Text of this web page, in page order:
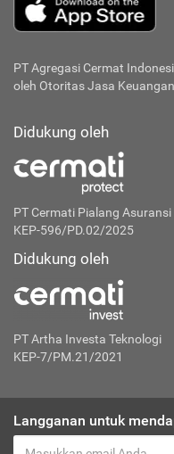
PT Agregasi Cermat
oleh Otoritas Jasa
Didukung oleh
PT Cermati Pialang Asuransi
KEP-596/PD.02/2025
Didukung oleh
PT Artha Investa Teknologi
KEP-7/PM.21/2021
Langganan untuk